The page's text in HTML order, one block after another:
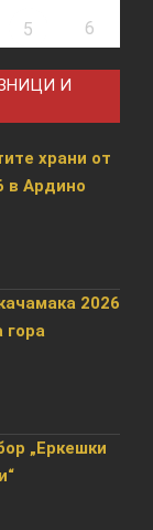
5 6
И
храни от
в Ардино
2026
гора
„Еркешки